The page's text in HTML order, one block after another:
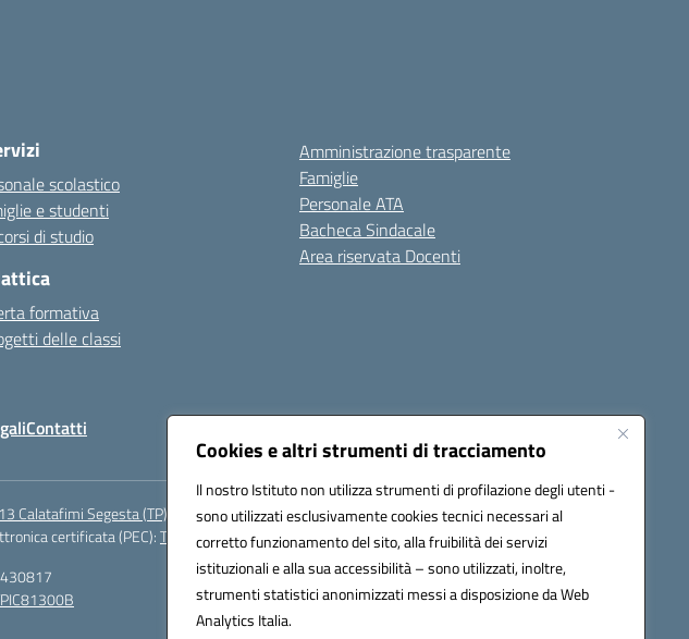
Cookies e altri strumenti di tracciamento
Il nostro Istituto non utilizza strumenti di profilazione degli utenti -
sono utilizzati esclusivamente cookies tecnici necessari al
corretto funzionamento del sito, alla fruibilità dei servizi
istituzionali e alla sua accessibilità – sono utilizzati, inoltre,
strumenti statistici anonimizzati messi a disposizione da Web
Analytics Italia.
scolastico
e studenti
di studio
formativa
delle classi
Amministrazione trasparente
Famiglie
Personale ATA
Bacheca Sindacale
Area riservata Docenti
Contatti
Calatafimi Segesta (TP)
certificata (PEC):TPIC81300B@pec.istruzione.it